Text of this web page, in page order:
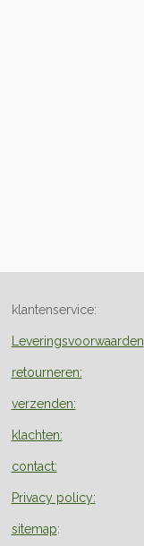
klantenservice:
Leveringsvoorwaarden
retourneren:
verzenden:
klachten:
contact:
Privacy policy:
sitemap: